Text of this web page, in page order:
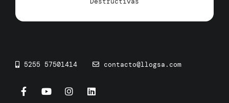
5255 57501414 contacto@llogsa.com